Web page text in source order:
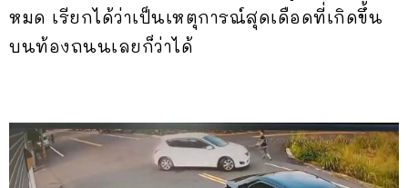
หมด เรียกได้ว่าเป็นเหตุการณ์สุดเดือดที่เกิดขึ้น
บนท้องถนนเลยก็ว่าได้